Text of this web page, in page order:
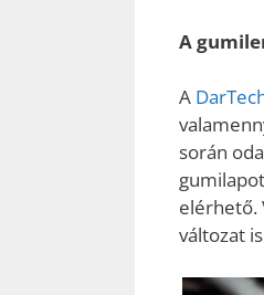
A
A
során
elérhető.
változat